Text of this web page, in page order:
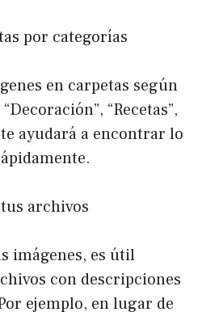
por categorías
en carpetas según
“Recetas”,
te ayudará a encontrar lo
archivos
imágenes, es útil
con descripciones
ejemplo, en lugar de